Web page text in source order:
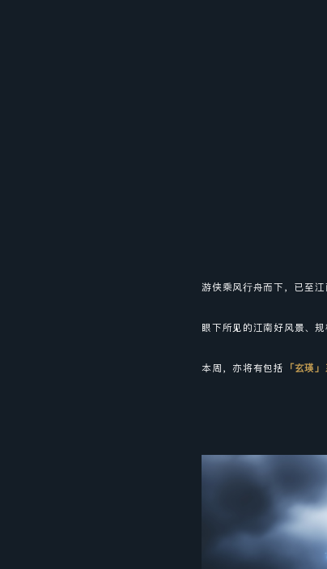
游侠乘风行舟而下，已至江
眼下所见的江南好风景、
本周，亦将有包括 「玄瑛